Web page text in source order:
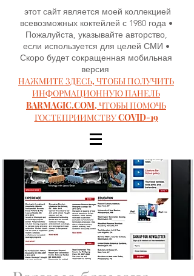
этот сайт является моей коллекцией
всевозможных коктейлей с 1980 года •
Пожалуйста, указывайте авторство,
если используется для целей СМИ •
Скоро будет сокращенная мобильная
версия
НАЖМИТЕ ЗДЕСЬ, ЧТОБЫ ПОЛУЧИТЬ
ИНФОРМАЦИОННУЮ ПАНЕЛЬ
BARMAGIC.COM, ЧТОБЫ ПОМОЧЬ
ГОСТЕПРИИМСТВУ COVID-19